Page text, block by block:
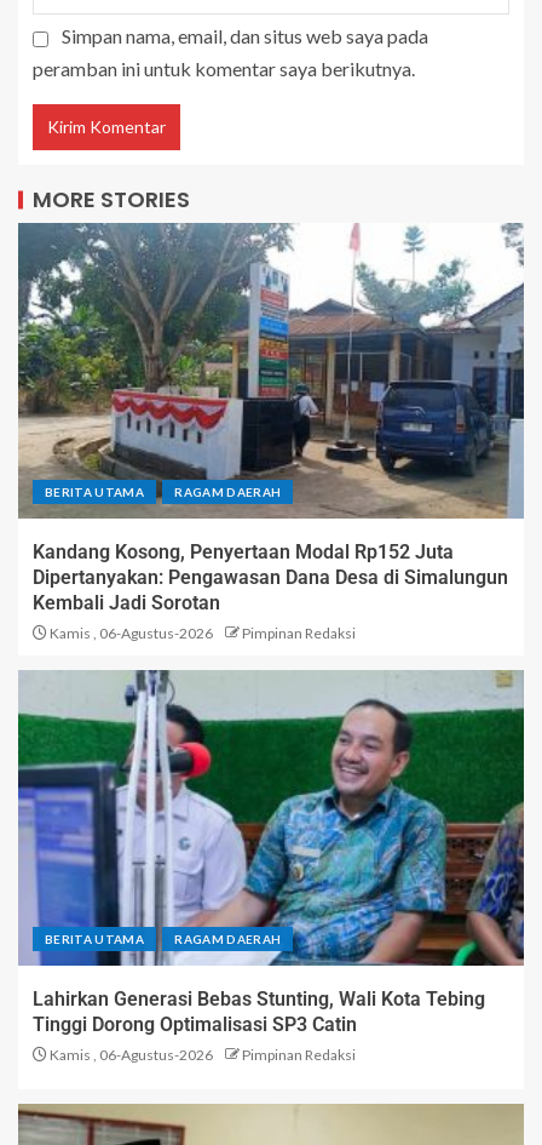
Simpan nama, email, dan situs web saya pada
peramban ini untuk komentar saya berikutnya.
MORE STORIES
BERITA UTAMA RAGAM DAERAH
Kandang Kosong, Penyertaan Modal Rp152 Juta
Dipertanyakan: Pengawasan Dana Desa di Simalungun
Kembali Jadi Sorotan
Kamis , 06-Agustus-2026 Pimpinan Redaksi
BERITA UTAMA RAGAM DAERAH
Lahirkan Generasi Bebas Stunting, Wali Kota Tebing
Tinggi Dorong Optimalisasi SP3 Catin
Kamis , 06-Agustus-2026 Pimpinan Redaksi